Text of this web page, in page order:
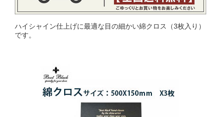
ハイシャイン仕上げに最適な目の細かい綿クロス（3枚入り）
です。